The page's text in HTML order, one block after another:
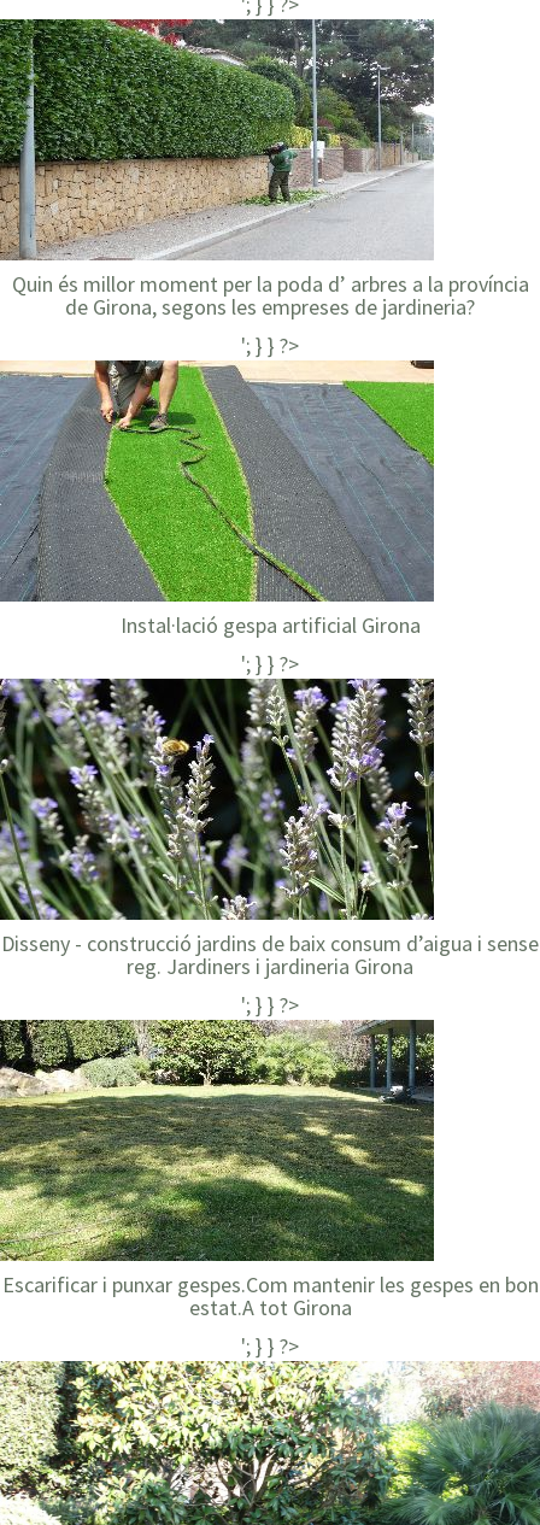
Quin és millor moment per la poda d’ arbres a la província
de Girona, segons les empreses de jardineria?
'; } } ?>
Instal·lació gespa artificial Girona
'; } } ?>
Disseny - construcció jardins de baix consum d’aigua i sense
reg. Jardiners i jardineria Girona
'; } } ?>
Escarificar i punxar gespes.Com mantenir les gespes en bon
estat.A tot Girona
'; } } ?>